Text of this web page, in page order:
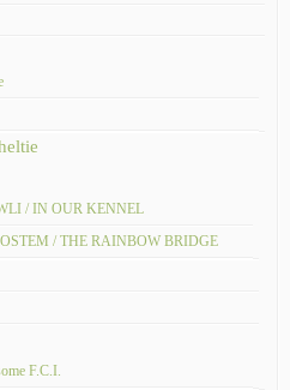
/ IN OUR KENNEL
/ THE RAINBOW BRIDGE
F.C.I.